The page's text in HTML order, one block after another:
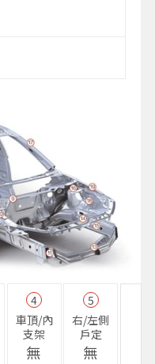
4
車頂/內
支架
無
5
右/左側
戶定
無